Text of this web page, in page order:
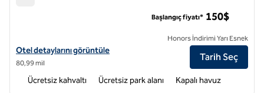
Home2 Suites by Hilton Kearney için otel detaylarını görüntüleyin
Otel detaylarını görüntüle
80,99 mil
Başlangıç fiyatı* 150$
Honors İndirimi Yarı Esnek
Tarih Seç
Ücretsiz kahvaltı Ücretsiz park alanı Kapalı havuz